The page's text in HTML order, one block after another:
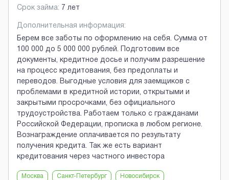
Срок займа: 7 лет
Дополнительная информация:
Берем все заботы по оформлению на себя. Сумма от
100 000 до 5 000 000 рублей. Подготовим все
документы, кредитное досье и получим разрешение
на процесс кредитования, без предоплаты и
переводов. Выгодные условия для заемщиков с
проблемами в кредитной истории, открытыми и
закрытыми просрочками, без официального
трудоустройства. Работаем только с гражданами
Российской Федерации, прописка в любом регионе.
Вознаграждение оплачивается по результату
получения кредита. Так же есть вариант
кредитования через частного инвестора
Москва Санкт-Петербург Новосибирск